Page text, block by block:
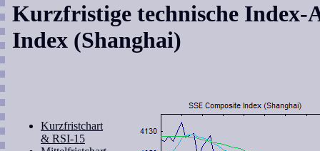
Kurzfristige technische Index-
Index (Shanghai)
Kurzfristchart
& RSI-15